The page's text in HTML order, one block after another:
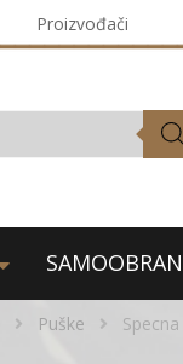
Proizvođači
Puške